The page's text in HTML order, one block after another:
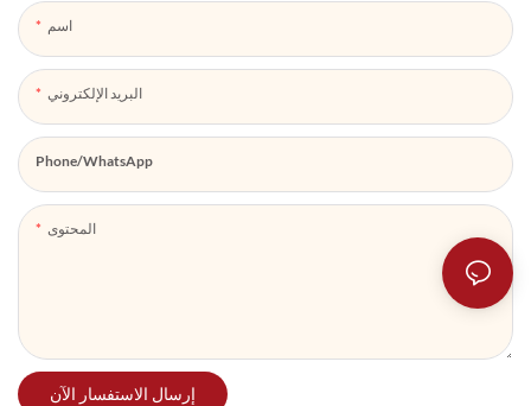
اسم
البريد الإلكتروني
Phone/whatsApp
المحتوى
إرسال الاستفسار الآن